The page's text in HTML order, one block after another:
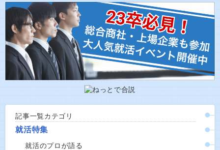
記事一覧カテゴリ
就活特集
就活のプロが語る